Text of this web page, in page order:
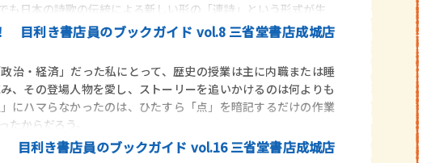
も日本の詩歌の伝統による新しい形の「連詩」という形式が生
目利き書店員のブックガイド vol.8 三省堂書店成城店
・経済」だった私にとって、歴史の授業は主に内職または睡
、その登場人物を愛し、ストーリーを追いかけるのは何よりも
にハマらなかったのは、ひたすら「点」を暗記するだけの作業
からだろう。
目利き書店員のブックガイド vol.16 三省堂書店成城店